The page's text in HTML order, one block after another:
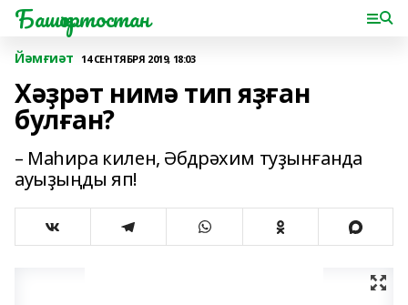
Башҡортостан
Йәмғиәт 14 СЕНТЯБРЯ 2019, 18:03
Хәҙрәт нимә тип яҙған
булған?
– Маһира килен, Әбдрәхим туҙынғанда
ауыҙыңды яп!